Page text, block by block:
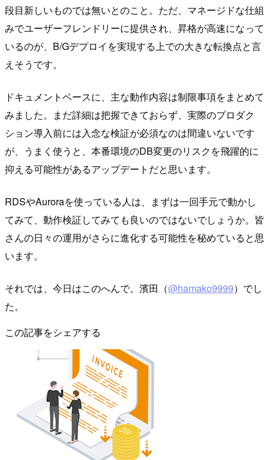
段目新しいものでは無いとのこと。ただ、マネージドな仕組
みでユーザーフレンドリーに提供され、昇格が高速になって
いるのが、B/Gデプロイを実現する上での大きな転換点と言
えそうです。
ドキュメントベースに、主な動作内容は制限事項をまとめて
みました。まだ詳細は把握できておらず、実際のプロダク
ション導入前には入念な検証が必須なのは間違いないです
が、うまく使うと、本番環境のDB変更のリスクを飛躍的に
抑える可能性があるアップデートだと思います。
RDSやAuroraを使っている人は、まずは一回手元で動かし
てみて、動作検証してみても良いのではないでしょうか。皆
さんの日々の運用がさらに進化する可能性を秘めていると思
います。
それでは、今日はこのへんで。濱田（@hamako9999）でし
た。
この記事をシェアする